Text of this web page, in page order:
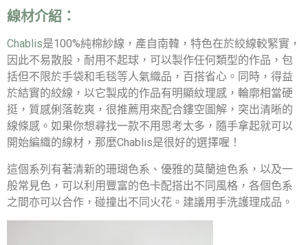
線材介紹：
Chablis是100%純棉紗線，產自南韓，特色在於絞線較緊實，
因此不易散股，耐用不起球，可以製作任何類型的作品，包
括但不限於手袋和毛毯等人氣織品，百搭省心。同時，得益
於結實的絞線，以它製成的作品有明顯紋理感，輪廓相當硬
挺，質感俐落乾爽，很推薦用來配合鏤空圖解，突出清晰的
線條感。如果你想尋找一款不用思考太多，隨手拿起就可以
開始編織的線材，那麼Chablis是很好的選擇喔！
這個系列有著清新的珊瑚色系、優雅的莫蘭迪色系，以及一
般常見色，可以利用豐富的色卡配搭出不同風格，各個色系
之間亦可以合作，碰撞出不同火花。建議用手洗護理成品。